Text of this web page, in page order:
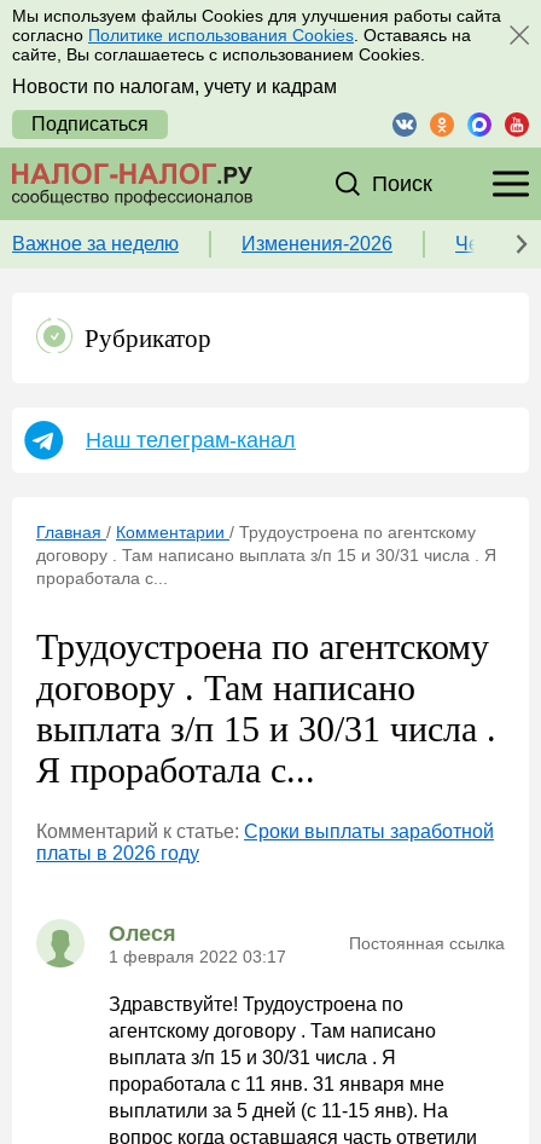
Мы используем файлы Cookies для улучшения работы сайта
согласно Политике использования Cookies . Оставаясь на
сайте, Вы соглашаетесь с использованием Cookies.
Новости по налогам, учету и кадрам
Подписаться
Поиск
Важное за неделю Изменения-2026 Чек-
Рубрикатор
Наш телеграм-канал
Главная / Комментарии / Трудоустроена по агентскому
договору . Там написано выплата з/п 15 и 30/31 числа . Я
проработала с...
Трудоустроена по агентскому
договору . Там написано
выплата з/п 15 и 30/31 числа .
Я проработала с...
Комментарий к статье: Сроки выплаты заработной
платы в 2026 году
Олеся
1 февраля 2022 03:17
Постоянная ссылка
Здравствуйте! Трудоустроена по
агентскому договору . Там написано
выплата з/п 15 и 30/31 числа . Я
проработала с 11 янв. 31 января мне
выплатили за 5 дней (с 11-15 янв). На
вопрос когда оставшаяся часть ответили